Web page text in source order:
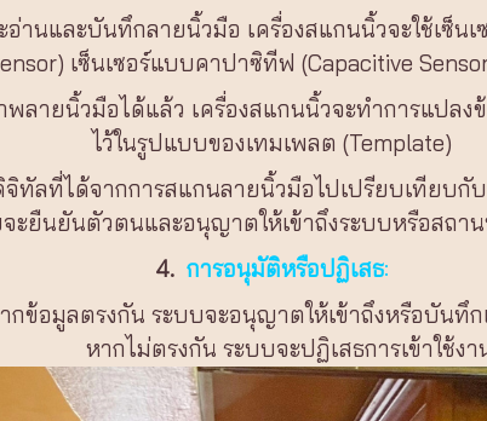
านและบันทึกลายนิ้วมือ เครื่องสแกนนิ้วจะใช้เซ็น
เซ็นเซอร์แบบคาปาซิทีฟ (Capacitive
ลายนิ้วมือได้แล้ว เครื่องสแกนนิ้วจะทำการแปล
ไว้ในรูปแบบของเทมเพลต (Template)
ทัลที่ได้จากการสแกนลายนิ้วมือไปเปรียบเทียบ
ะยืนยันตัวตนและอนุญาตให้เข้าถึงระบบหรือสถา
4. การอนุมัติหรือปฏิเสธ:
กข้อมูลตรงกัน ระบบจะอนุญาตให้เข้าถึงหรือบันทึก
หากไม่ตรงกัน ระบบจะปฏิเสธการเข้าใช้งา